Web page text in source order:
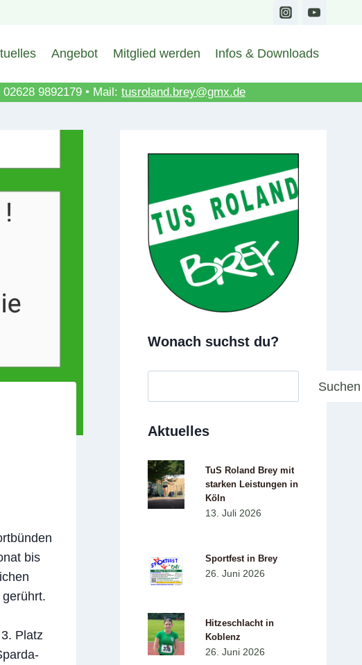
Angebot Mitglied werden Infos & Downloads
9892179 • Mail: tusroland.brey@gmx.de
bis
Platz
Wonach suchst du?
Suchen
Aktuelles
TuS Roland Brey mit
starken Leistungen in
Köln
13. Juli 2026
Sportfest in Brey
26. Juni 2026
Hitzeschlacht in
Koblenz
26. Juni 2026